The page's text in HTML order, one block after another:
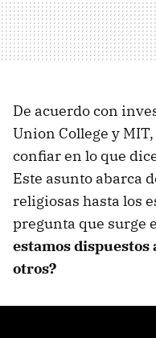
De acuerdo con
Union College y
confiar en lo que
Este asunto abarca
religiosas hasta los
pregunta que surge
estamos dispuestos
otros?